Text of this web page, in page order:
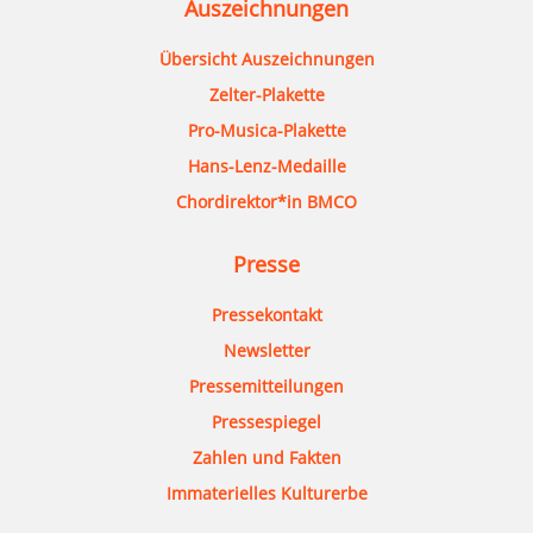
Auszeichnungen
Übersicht Auszeichnungen
Zelter-Plakette
Pro-Musica-Plakette
Hans-Lenz-Medaille
Chordirektor*in BMCO
Presse
Pressekontakt
Newsletter
Pressemitteilungen
Pressespiegel
Zahlen und Fakten
Immaterielles Kulturerbe